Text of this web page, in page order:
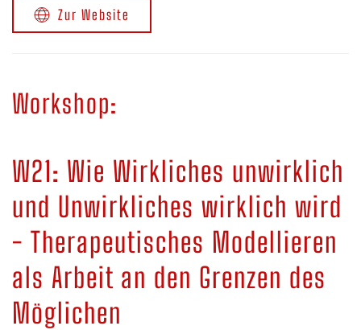
Zur Website
Workshop:
W21: Wie Wirkliches unwirklich
und Unwirkliches wirklich wird
- Therapeutisches Modellieren
als Arbeit an den Grenzen des
Möglichen